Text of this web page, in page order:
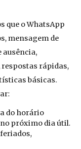
que o WhatsApp
mensagem de
ausência,
rápidas,
básicas.
do horário
próximo dia útil.